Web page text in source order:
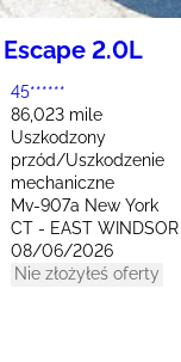
2.0L
45******
86,023 mile
Uszkodzony
przód/Uszkodzenie
mechaniczne
Mv-907a New York
CT - EAST WINDSOR
08/06/2026
Nie złożyłeś oferty